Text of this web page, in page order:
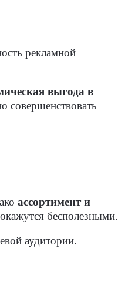
рекламной
выгода в
совершенствовать
ассортимент и
бесполезными.
аудитории.